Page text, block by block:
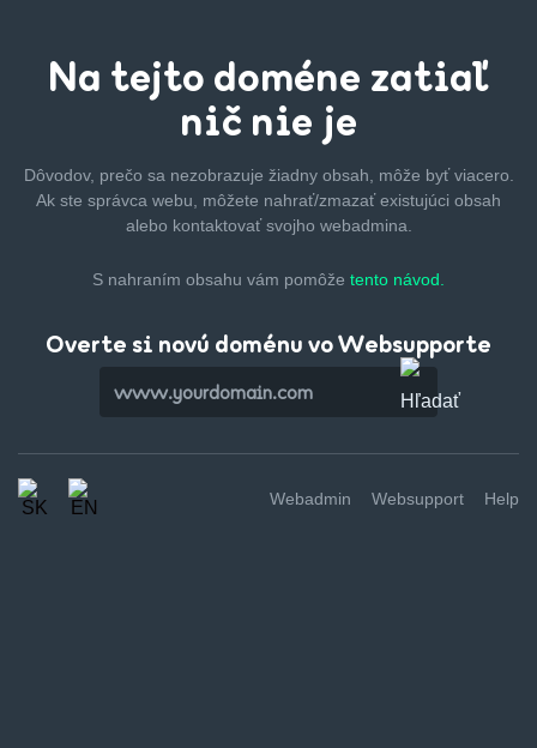
Na tejto doméne zatiaľ
nič nie je
Dôvodov, prečo sa nezobrazuje žiadny obsah, môže byťviacero.
Ak ste správca webu, môžete nahrať/zmazaťexistujúci obsah
alebo kontaktovať svojho webadmina.
S nahraním obsahu vám pomôže tento návod.
Overte si novú doménu vo Websupporte
Webadmin Websupport Help